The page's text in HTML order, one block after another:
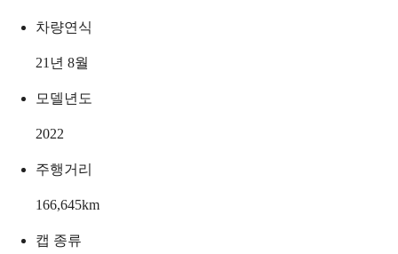
차량연식
21년 8월
모델년도
2022
주행거리
166,645km
캡 종류